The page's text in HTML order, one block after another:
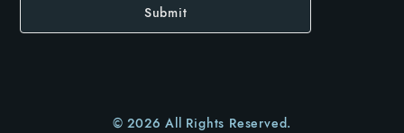
Submit
© 2026 All Rights Reserved.